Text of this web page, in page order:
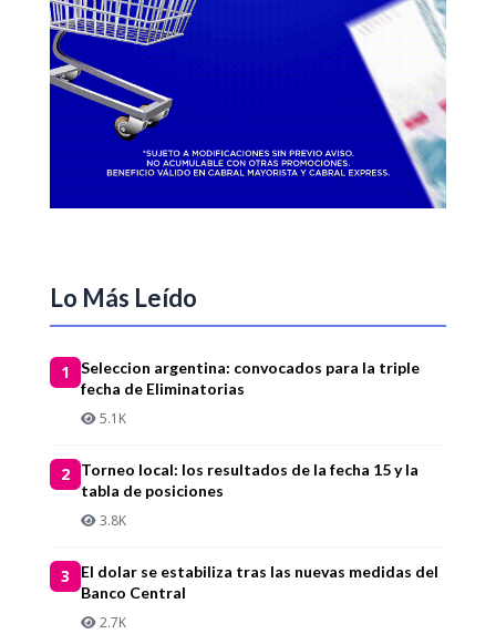
Lo Más Leído
1
Seleccion argentina: convocados para la triple
fecha de Eliminatorias
5.1K
2
Torneo local: los resultados de la fecha 15 y la
tabla de posiciones
3.8K
3
El dolar se estabiliza tras las nuevas medidas del
Banco Central
2.7K